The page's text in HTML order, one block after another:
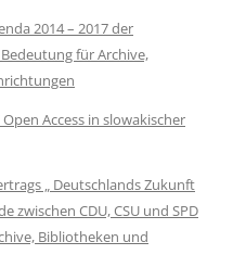
2014 – 2017 der
für Archive,
Access in slowakischer
„ Deutschlands Zukunft
zwischen CDU, CSU und SPD
Bibliotheken und